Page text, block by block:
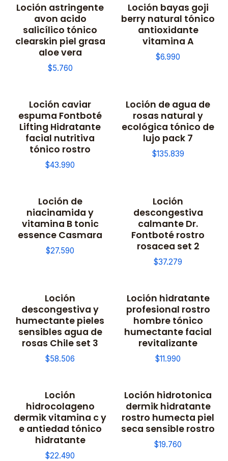
Loción astringente
avon acido
salicílico tónico
clearskin piel grasa
aloe vera
$5.760
Loción bayas goji
berry natural tónico
antioxidante
vitamina A
$6.990
Loción caviar
espuma Fontboté
Lifting Hidratante
facial nutritiva
tónico rostro
$43.990
Loción de agua de
rosas natural y
ecológica tónico de
lujo pack 7
$135.839
Loción de
niacinamida y
vitamina B tonic
essence Casmara
$27.590
Loción
descongestiva
calmante Dr.
Fontboté rostro
rosacea set 2
$37.279
Loción
descongestiva y
humectante pieles
sensibles agua de
rosas Chile set 3
$58.506
Loción hidratante
profesional rostro
hombre tónico
humectante facial
revitalizante
$11.990
Not availableLoción
hidrocolageno
dermik vitamina c y
e antiedad tónico
hidratante
$22.490
Loción hidrotonica
dermik hidratante
rostro humecta piel
seca sensible rostro
$19.760